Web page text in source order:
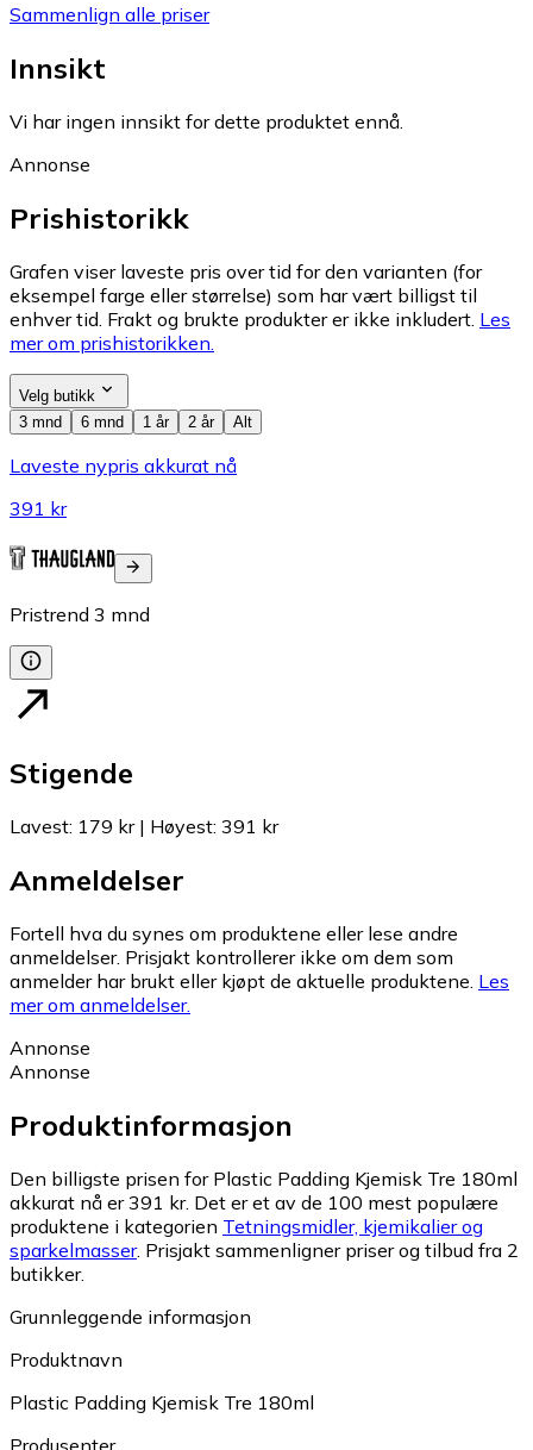
Sammenlign alle priser
Innsikt
Vi har ingen innsikt for dette produktet ennå.
Annonse
Prishistorikk
Grafen viser laveste pris over tid for den varianten (for
eksempel farge eller størrelse) som har vært billigst til
enhver tid. Frakt og brukte produkter er ikke inkludert. Les
mer om prishistorikken.
Velg butikk
3 mnd
6 mnd 1 år 2 år Alt
Laveste nypris akkurat nå
391 kr
Pristrend 3 mnd
Stigende
Lavest: 179 kr| Høyest: 391 kr
Anmeldelser
Fortell hva du synes om produktene eller lese andre
anmeldelser. Prisjakt kontrollerer ikke om dem som
anmelder har brukt eller kjøpt de aktuelle produktene. Les
mer om anmeldelser.
Annonse
Annonse
Produktinformasjon
Den billigste prisen for Plastic Padding Kjemisk Tre 180ml
akkurat nå er 391 kr. Det er et av de 100 mest populære
produktene i kategorien Tetningsmidler, kjemikalier og
sparkelmasser. Prisjakt sammenligner priser og tilbud fra 2
butikker.
Grunnleggende informasjon
Produktnavn
Plastic Padding Kjemisk Tre 180ml
Produsenter